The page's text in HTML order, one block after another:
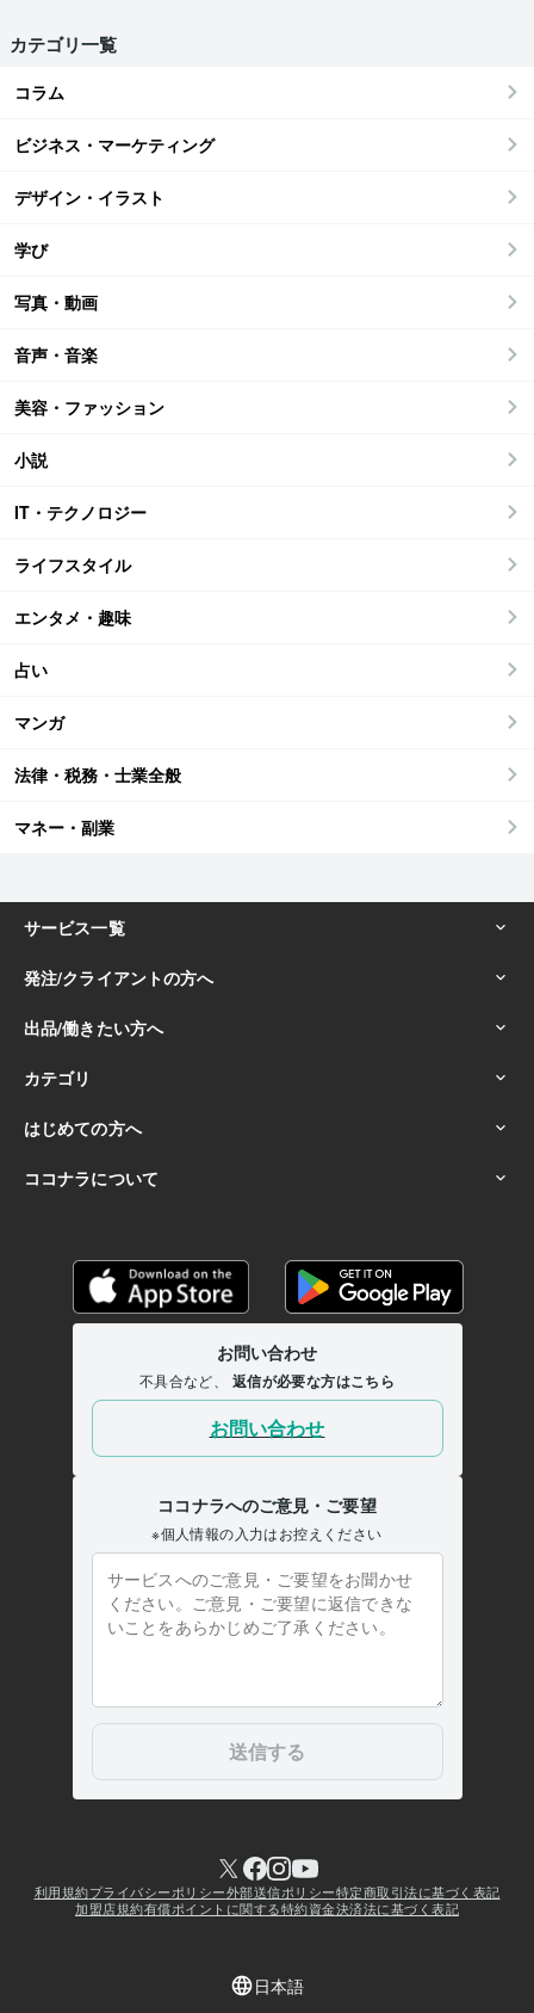
カテゴリ一覧
コラム
ビジネス・マーケティング
デザイン・イラスト
学び
写真・動画
音声・音楽
美容・ファッション
小説
IT・テクノロジー
ライフスタイル
エンタメ・趣味
占い
マンガ
法律・税務・士業全般
マネー・副業